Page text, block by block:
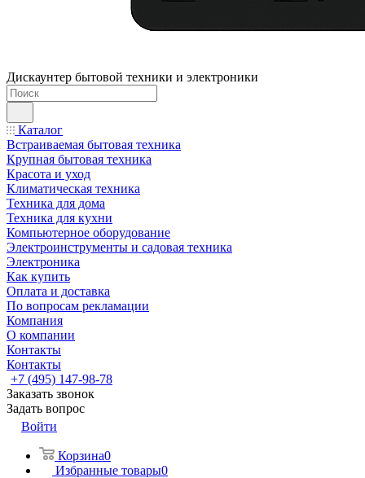
Дискаунтер бытовой техники и электроники
Каталог
Встраиваемая бытовая техника
Крупная бытовая техника
Красота и уход
Климатическая техника
Техника для дома
Техника для кухни
Компьютерное оборудование
Электроинструменты и садовая техника
Электроника
Как купить
Оплата и доставка
По вопросам рекламации
Компания
О компании
Контакты
Контакты
+7 (495) 147-98-78
Заказать звонок
Задать вопрос
Войти
Корзина0
Избранные товары0